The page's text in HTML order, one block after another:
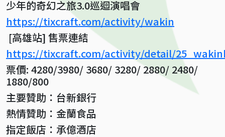
少年的奇幻之旅3.0巡迴演唱會
https://tixcraft.com/activity/wakin
[高雄站] 售票連結
https://tixcraft.com/activity/detail/
票價: 4280/3980/ 3680/ 3280/ 2880/ 2480/
1880/800
主要贊助：台新銀行
熱情贊助：金蘭食品
指定飯店：承億酒店